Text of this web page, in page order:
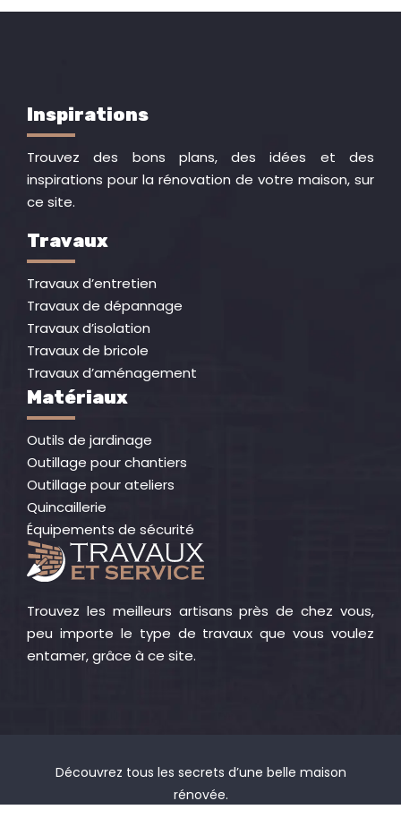
Inspirations
Trouvez des bons plans, des idées et des
inspirations pour la rénovation de votre maison, sur
ce site.
Travaux
Travaux d’entretien
Travaux de dépannage
Travaux d’isolation
Travaux de bricole
Travaux d’aménagement
Matériaux
Outils de jardinage
Outillage pour chantiers
Outillage pour ateliers
Quincaillerie
Équipements de sécurité
Trouvez les meilleurs artisans près de chez vous,
peu importe le type de travaux que vous voulez
entamer, grâce à ce site.
Découvrez tous les secrets d’une belle maison
rénovée.